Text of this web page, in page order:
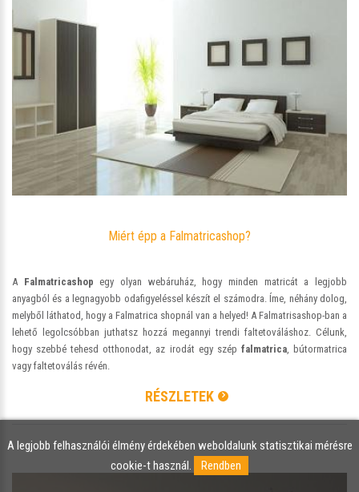
Miért épp a Falmatricashop?
A Falmatricashop egy olyan webáruház, hogy minden matricát a legjobb
anyagból és a legnagyobb odafigyeléssel készít el számodra. Íme, néhány dolog,
melyből láthatod, hogy a Falmatrica shopnál van a helyed! A Falmatrisashop-ban a
lehető legolcsóbban juthatsz hozzá megannyi trendi faltetováláshoz. Célunk,
hogy szebbé tehesd otthonodat, az irodát egy szép falmatrica, bútormatrica
vagy faltetoválás révén.
RÉSZLETEK
A legjobb felhasználói élmény érdekében weboldalunk statisztikai mérésre
cookie-t használ.
Rendben